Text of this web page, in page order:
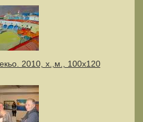
2010, х.,м., 100х120